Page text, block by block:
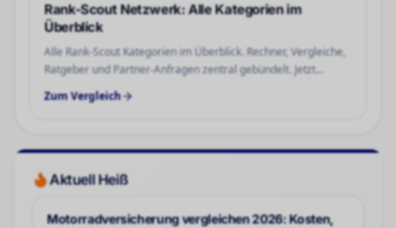
Rank-Scout Netzwerk: Alle Kategorien im
Überblick
Alle Rank-Scout Kategorien im Überblick. Rechner, Vergleiche,
Ratgeber und Partner-Anfragen zentral gebündelt. Jetzt
Themen und Bereiche strukturiert ansehen.
Zum Vergleich
Aktuell Heiß
Motorradversicherung vergleichen 2026: Kosten,